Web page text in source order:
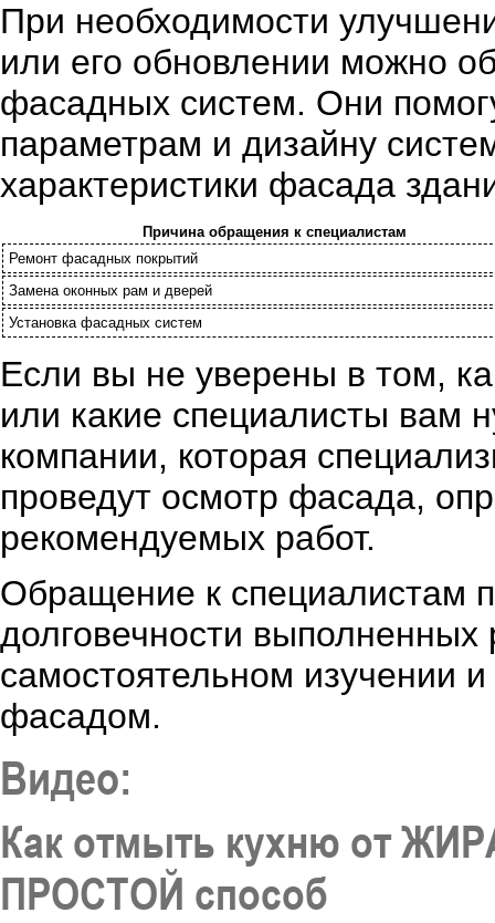
При необходимости
или его обновлении можно
фасадных систем. Они
параметрам и дизайну
характеристики фасада
Причина обращения к специалистам
Ремонт фасадных покрытий
Замена оконных рам и дверей
Установка фасадных систем
Если вы не уверены в том,
или какие специалисты вам
компании, которая
проведут осмотр фасада,
рекомендуемых работ.
Обращение к специалистам
долговечности
самостоятельном изучении
фасадом.
Видео:
Как отмыть кухню от
ПРОСТОЙ способ